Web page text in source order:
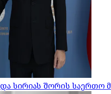
სირიას შორის საერთო